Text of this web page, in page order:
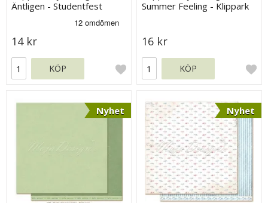
Äntligen - Studentfest
14 kr
KÖP
Summer Feeling - Klippark
16 kr
KÖP
Nyhet Nyhet